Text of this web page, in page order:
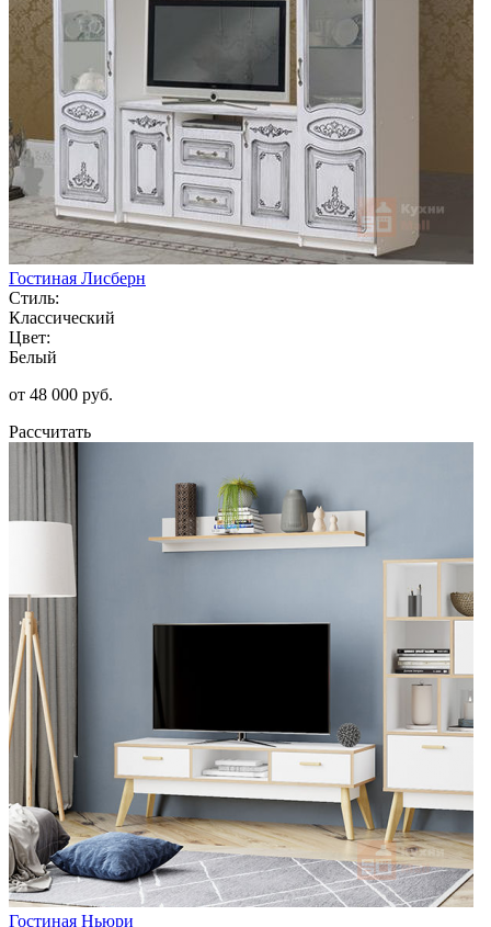
Гостиная Лисберн
Стиль:
Классический
Цвет:
Белый
от 48 000 руб.
Рассчитать
Гостиная Ньюри